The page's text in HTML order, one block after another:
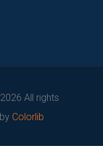
2026 All rights
by Colorlib